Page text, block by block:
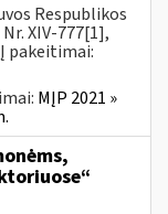
Respublikos
XIV-777[1],
pakeitimai:
MĮP 2021 »